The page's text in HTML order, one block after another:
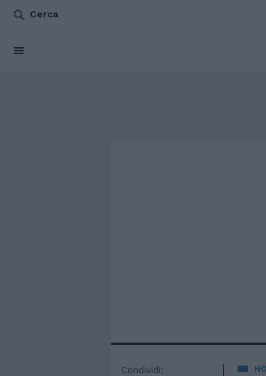
Cerca
Condividi: